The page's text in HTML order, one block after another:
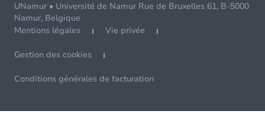
UNamur • Université de Namur Rue de Bruxelles 61, B-5000
Namur, Belgique
Mentions légales
Vie privée
Gestion des cookies
Conditions générales de facturation